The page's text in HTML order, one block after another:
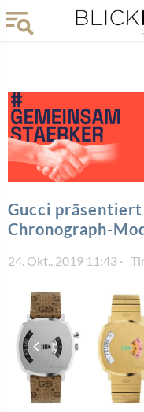
Gucci
Chronograph-
24. Okt.. 2019 11:43